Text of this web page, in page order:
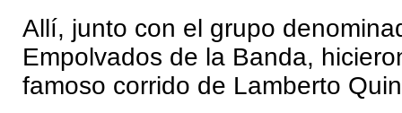
Allí, junto con el grupo
Empolvados de la Banda,
famoso corrido de Lamberto